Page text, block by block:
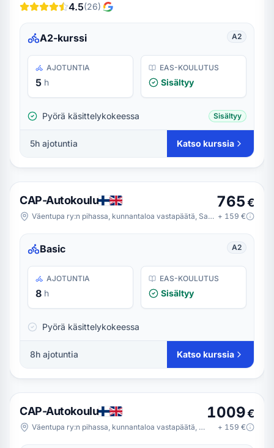
4.5(26)
A2-kurssi A2
AJOTUNTIA
5 h
EAS-KOULUTUS
Sisältyy
Pyörä käsittelykokeessa Sisältyy
5h ajotuntia Katso kurssia
CAP-Autokoulu
Väentupa ry:n pihassa, kunnantaloa vastapäätä, Saravedentie 1, 41340 Laukaa
765€
+ 159 €
Basic A2
AJOTUNTIA
8 h
EAS-KOULUTUS
Sisältyy
Pyörä käsittelykokeessa
8h ajotuntia Katso kurssia
CAP-Autokoulu
Väentupa ry:n pihassa, kunnantaloa vastapäätä, Saravedentie 1, 41340 Laukaa
1009€
+ 159 €